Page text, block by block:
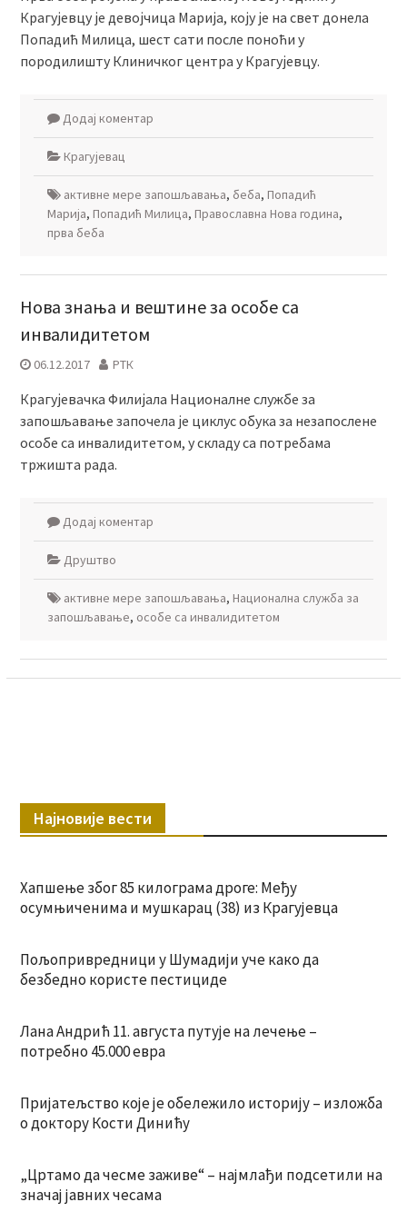
Крагујевцу је девојчица Марија, коју је на свет донела
Попадић Милица, шест сати после поноћи у
породилишту Клиничког центра у Крагујевцу.
Додај коментар
Крагујевац
активне мере запошљавања, беба, Попадић
Марија, Попадић Милица, Православна Нова година,
прва беба
Нова знања и вештине за особе са
инвалидитетом
06.12.2017 РТК
Крагујевачка Филијала Националне службе за
запошљавање започела је циклус обука за незапослене
особе са инвалидитетом, у складу са потребама
тржишта рада.
Додај коментар
Друштво
активне мере запошљавања, Национална служба за
запошљавање, особе са инвалидитетом
Најновије вести
Хапшење због 85 килограма дроге: Међу
осумњиченима и мушкарац (38) из Крагујевца
Пољопривредници у Шумадији уче како да
безбедно користе пестициде
Лана Андрић 11. августа путује на лечење –
потребно 45.000 евра
Пријатељство које је обележило историју – изложба
о доктору Кости Динићу
„Цртамо да чесме заживе“ – најмлађи подсетили на
значај јавних чесама